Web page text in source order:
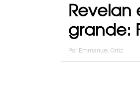
Revelan
grande:
Por Emmanuel Ortiz